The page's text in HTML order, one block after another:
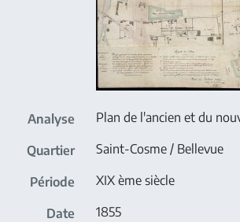
Analyse Plan de l'ancien et du
Quartier Saint-Cosme / Bellevue
Période XIX ème siècle
Date 1855